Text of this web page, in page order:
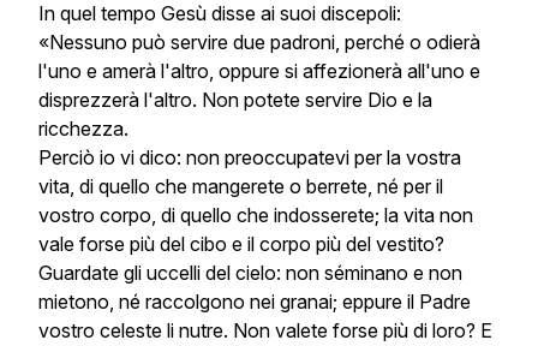
In quel tempo Gesù disse ai suoi discepoli:
«Nessuno può servire due padroni, perché o odierà
l'uno e amerà l'altro, oppure si affezionerà all'uno e
disprezzerà l'altro. Non potete servire Dio e la
ricchezza.
Perciò io vi dico: non preoccupatevi per la vostra
vita, di quello che mangerete o berrete, né per il
vostro corpo, di quello che indosserete; la vita non
vale forse più del cibo e il corpo più del vestito?
Guardate gli uccelli del cielo: non séminano e non
mietono, né raccolgono nei granai; eppure il Padre
vostro celeste li nutre. Non valete forse più di loro? E